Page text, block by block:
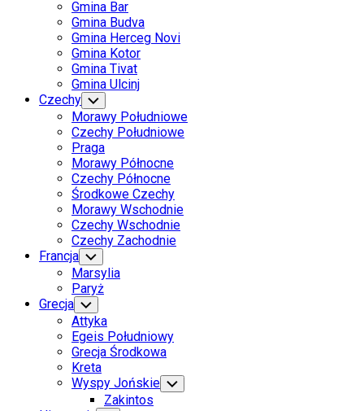
Menu
Gmina Bar
Gmina Budva
Gmina Herceg Novi
Gmina Kotor
Gmina Tivat
Gmina Ulcinj
Czechy Toggle
Child
Menu
Morawy Południowe
Czechy Południowe
Praga
Morawy Północne
Czechy Północne
Środkowe Czechy
Morawy Wschodnie
Czechy Wschodnie
Czechy Zachodnie
Francja Toggle
Child
Menu
Marsylia
Paryż
Grecja Toggle
Child
Menu
Attyka
Egeis Południowy
Grecja Środkowa
Kreta
Wyspy Jońskie Toggle
Child
Zakintos